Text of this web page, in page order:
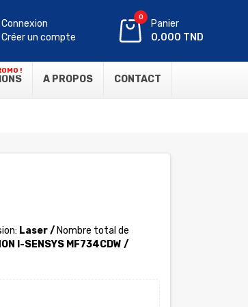
Connexion
Créer un compte
0
Panier
0,000 TND
!
A PROPOS CONTACT
Laser /Nombre total de
I-SENSYS MF734CDW /